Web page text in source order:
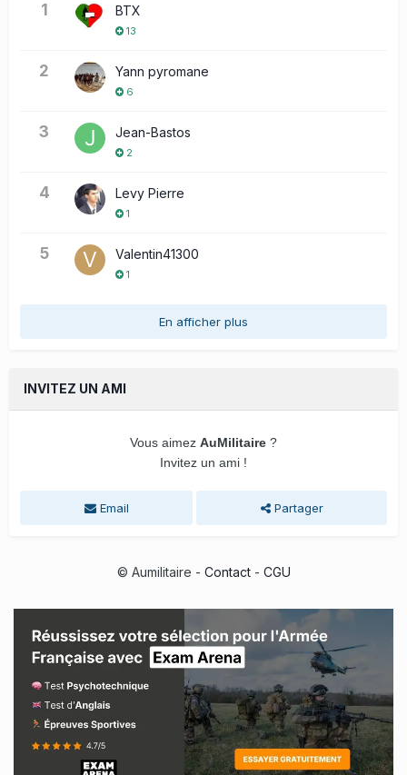
1 BTX
13
2 Yann pyromane
6
3 Jean-Bastos
2
4 Levy Pierre
1
5 Valentin41300
1
En afficher plus
INVITEZ UN AMI
Vous aimez AuMilitaire ?
Invitez un ami !
Email Partager
© Aumilitaire - Contact- CGU